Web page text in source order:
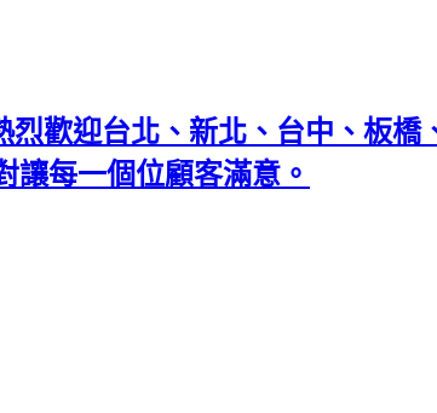
歡迎台北、新北、台中、板
每一個位顧客滿意。